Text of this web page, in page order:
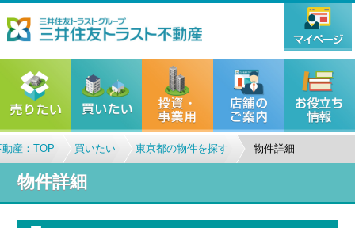
産：TOP 買いたい 東京都の物件を探す 物件詳細
物件詳細